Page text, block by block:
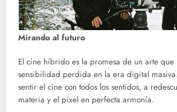
Mirando al futuro
El cine híbrido es la promesa de un arte que
sensibilidad perdida en la era digital
sentir el cine con todos los sentidos, a
materia y el pixel en perfecta armonía.